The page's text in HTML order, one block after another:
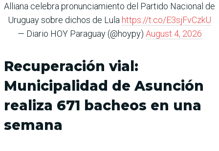
Alliana celebra pronunciamiento del Partido Nacional de
Uruguay sobre dichos de Lula https://t.co/E3sjFvCzkU
— Diario HOY Paraguay (@hoypy) August 4, 2026
Recuperación vial:
Municipalidad de Asunción
realiza 671 bacheos en una
semana